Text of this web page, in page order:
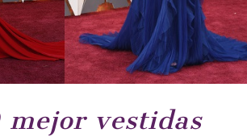
mejor vestidas